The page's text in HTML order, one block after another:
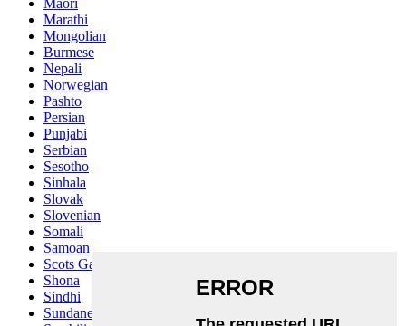
Maori
Marathi
Mongolian
Burmese
Nepali
Norwegian
Pashto
Persian
Punjabi
Serbian
Sesotho
Sinhala
Slovak
Slovenian
Somali
Samoan
Scots Gaelic
Shona
Sindhi
Sundanese